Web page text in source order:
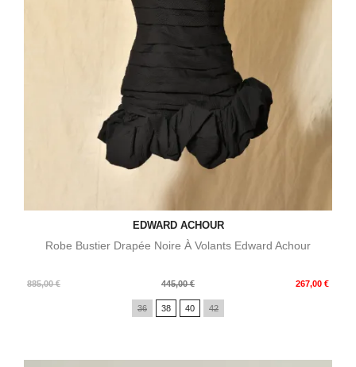
EDWARD ACHOUR
Robe Bustier Drapée Noire À Volants Edward Achour
885,00 €
Prix
445,00 € 267,00 €
Prix
36 38 40 42